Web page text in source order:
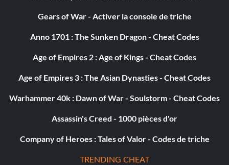
Gears of War - Activer la console de triche
Anno 1701 : The Sunken Dragon - Cheat Codes
Age of Empires 2 : Age of Kings - Cheat Codes
Age of Empires 3 : The Asian Dynasties - Cheat Codes
Warhammer 40k : Dawn of War - Soulstorm - Cheat Codes
Assassin's Creed - 1000 pièces d'or
Company of Heroes : Tales of Valor - Codes de triche
TRENDING CHEAT